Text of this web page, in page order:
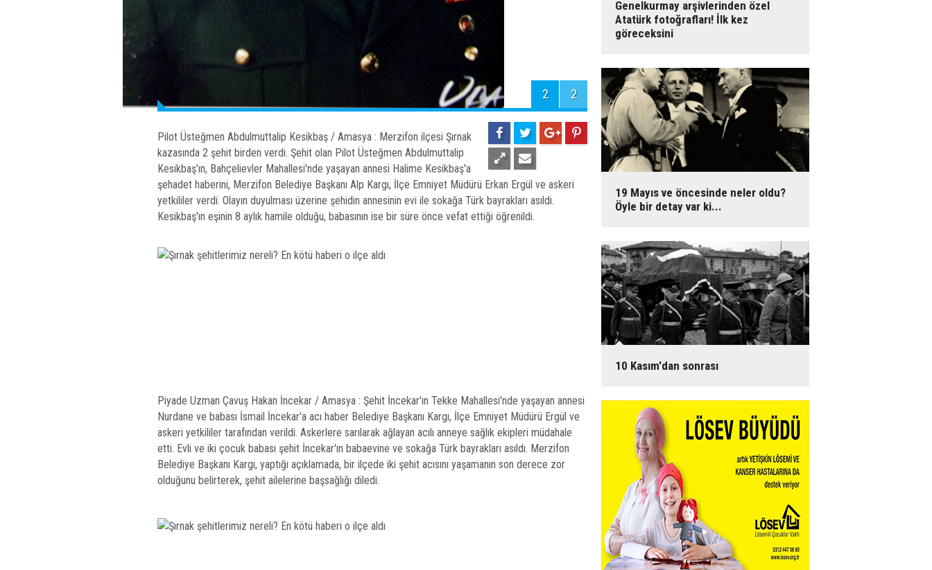
2 2
Pilot Üsteğmen Abdulmuttalip Kesikbaş / Amasya : Merzifon ilçesi Şırnak
kazasında 2 şehit birden verdi. Şehit olan Pilot Üsteğmen Abdulmuttalip
Kesikbaş'ın, Bahçelievler Mahallesi'nde yaşayan annesi Halime Kesikbaş'a
şehadet haberini, Merzifon Belediye Başkanı Alp Kargı, İlçe Emniyet Müdürü Erkan Ergül ve askeri
yetkililer verdi. Olayın duyulması üzerine şehidin annesinin evi ile sokağa Türk bayrakları asıldı.
Kesikbaş'ın eşinin 8 aylık hamile olduğu, babasının ise bir süre önce vefat ettiği öğrenildi.
Piyade Uzman Çavuş Hakan İncekar / Amasya : Şehit İncekar'ın Tekke Mahallesi'nde yaşayan annesi
Nurdane ve babası İsmail İncekar'a acı haber Belediye Başkanı Kargı, İlçe Emniyet Müdürü Ergül ve
askeri yetkililer tarafından verildi. Askerlere sarılarak ağlayan acılı anneye sağlık ekipleri müdahale
etti. Evli ve iki çocuk babası şehit İncekar'ın babaevine ve sokağa Türk bayrakları asıldı. Merzifon
Belediye Başkanı Kargı, yaptığı açıklamada, bir ilçede iki şehit acısını yaşamanın son derece zor
olduğunu belirterek, şehit ailelerine başsağlığı diledi.
Genelkurmay arşivlerinden özel
Atatürk fotoğrafları! İlk kez
göreceksini
19 Mayıs ve öncesinde neler oldu?
Öyle bir detay var ki...
10 Kasım'dan sonrası